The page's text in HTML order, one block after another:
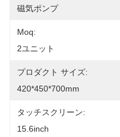
磁気ポンプ
Moq:
2ユニット
プロダクト サイズ:
420*450*700mm
タッチスクリーン:
15.6inch